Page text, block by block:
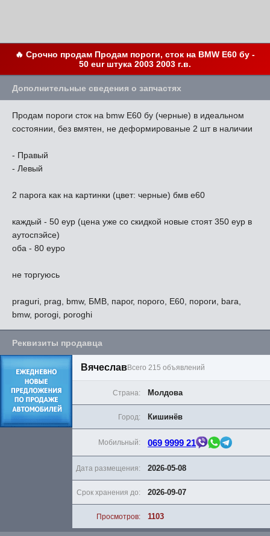
🔥 Срочно продам Продам пороги, сток на BMW Е60 бу -
50 eur штука 2003 2003 г.в.
Дополнительные сведения о запчастях
Продам пороги сток на bmw Е60 бу (черные) в идеальном
состоянии, без вмятен, не деформированые 2 шт в наличии
- Правый
- Левый
2 парога как на картинки (цвет: черные) бмв e60
каждый - 50 еур (цена уже со скидкой новые стоят 350 еур в
аутоспэйсе)
оба - 80 еуро
не торгуюсь
praguri, prag, bmw, БМВ, парог, порого, Е60, пороги, bara,
bmw, porogi, poroghi
Реквизиты продавца
ВячеславВсего 215 объявлений
Страна: Молдова
Дата размещения: 2026-05-08
Город: Кишинёв
Срок хранения до: 2026-09-07
Мобильный: 069 9999 21
Просмотров: 1103